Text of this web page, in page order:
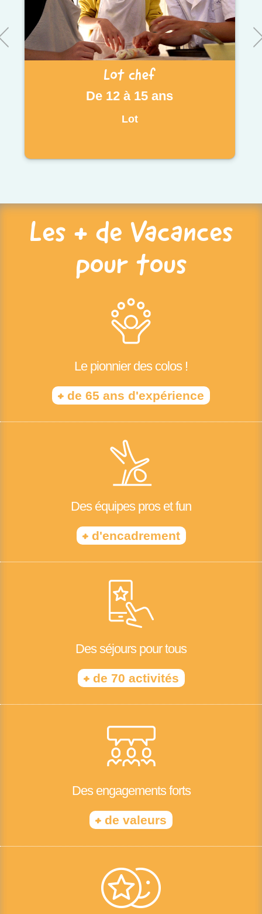
Lot chef
De 12 à 15 ans
Lot
Les + de Vacances
pour tous
Le pionnier des colos !
+ de 65 ans d'expérience
Des équipes pros et fun
+d'encadrement
Des séjours pour tous
+de 70 activités
Des engagements forts
+ de valeurs